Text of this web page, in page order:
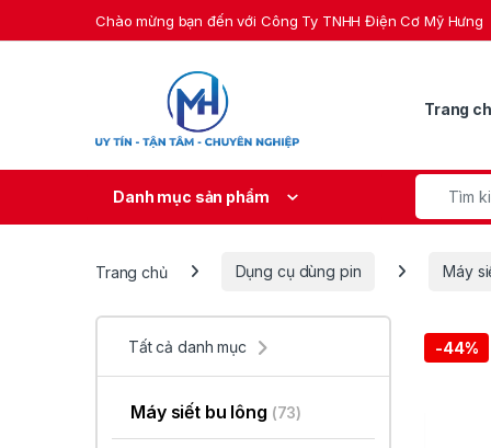
Skip to navigationChào mừng bạn đến với Công Ty TNHH Điện Cơ Mỹ Hưng
Trang
Danh mục sản phẩm
Search for:
Trang chủ Dụng cụ dùng pin Máy
-44%
Tất cả danh mục
Máy siết bu lông (73)